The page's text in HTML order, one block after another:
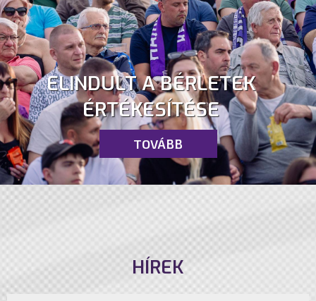
ELINDULT A BÉRLETEK
ÉRTÉKESÍTÉSE
TOVÁBB
HÍREK